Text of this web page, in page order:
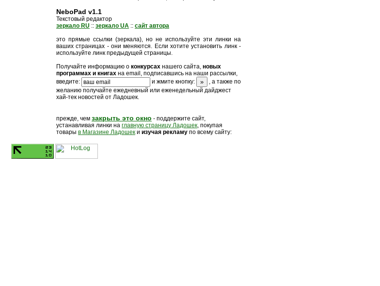
NeboPad v1.1
Текстовый редактор
зеркало RU :: зеркало UA :: сайт автора
это прямые ссылки (зеркала), но не используйте эти линки на
ваших страницах - они меняются. Если хотите установить линк -
используйте линк предыдущей страницы.
Получайте информацию о конкурсах нашего сайта, новых
программах и книгах на email, подписавшись на наши рассылки,
введите:
и жмите кнопку:
, а также по
желанию получайте ежедневный или еженедельный дайджест
хай-тек новостей от Ладошек.
прежде, чем закрыть это окно - поддержите сайт,
устанавливая линки на главную страницу Ладошек, покупая
товары в Магазине Ладошек и изучая рекламу по всему сайту: